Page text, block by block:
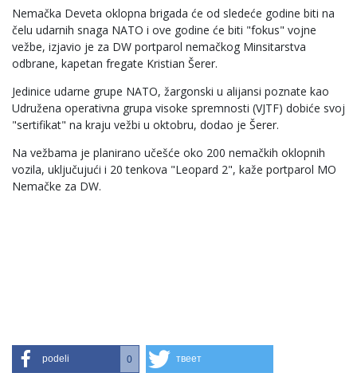
Nemačka Deveta oklopna brigada će od sledeće godine biti na
čelu udarnih snaga NATO i ove godine će biti "fokus" vojne
vežbe, izjavio je za DW portparol nemačkog Minsitarstva
odbrane, kapetan fregate Kristian Šerer.
Jedinice udarne grupe NATO, žargonski u alijansi poznate kao
Udružena operativna grupa visoke spremnosti (VJTF) dobiće svoj
"sertifikat" na kraju vežbi u oktobru, dodao je Šerer.
Na vežbama je planirano učešće oko 200 nemačkih oklopnih
vozila, uključujući i 20 tenkova "Leopard 2", kaže portparol MO
Nemačke za DW.
podeli 0 твеет